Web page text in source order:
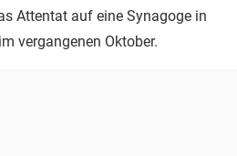
Attentat auf eine Synagoge in
vergangenen Oktober.